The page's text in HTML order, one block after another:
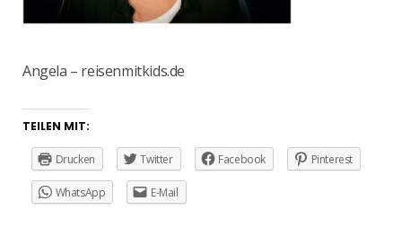
Angela – reisenmitkids.de
TEILEN MIT:
Drucken Twitter Facebook Pinterest
WhatsApp E-Mail